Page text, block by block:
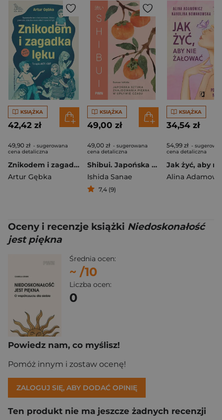
KSIĄŻKA
42,42 zł
49,90 zł - sugerowana
cena detaliczna
Znikodem i zagadka lęku
Artur Gębka
KSIĄŻKA
49,00 zł
49,00 zł - sugerowana
cena detaliczna
Shibui. Japońska sztuka znajdowania piękna w upływie czasu
Ishida Sanae
7,4 (9)
KSIĄŻKA
34,54 zł
54,99 zł -
cena detaliczna
Alina
Oceny i recenzje książki Niedoskonałość
jest piękna
Średnia ocen:
~ /10
Liczba ocen:
0
Powiedz nam, co myślisz!
Pomóż innym i zostaw ocenę!
ZALOGUJ SIĘ, ABY DODAĆ OPINIĘ
Ten produkt nie ma jeszcze żadnych recenzji